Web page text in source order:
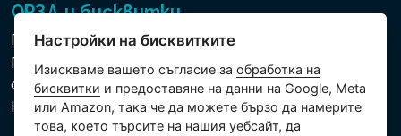
ОРЗД и бисквитки
Политика за използване на бисквитки
Политика за защита на личните и други
обработвани данни
Настройки на бисквитките
Настройки на бисквитките
Изискваме вашето съгласие заобработка на
бисквитки и предоставяне на данни на Google, Meta
или Amazon, така че да можете бързо да намерите
това, което търсите на нашия уебсайт, да